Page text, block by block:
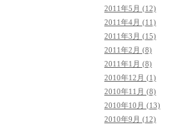
2011年5月 (12)
2011年4月 (11)
2011年3月 (15)
2011年2月 (8)
2011年1月 (8)
2010年12月 (1)
2010年11月 (8)
2010年10月 (13)
2010年9月 (12)